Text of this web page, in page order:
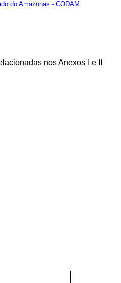
do Amazonas - CODAM.
nos Anexos I e II